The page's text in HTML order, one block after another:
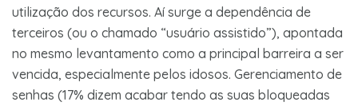
utilização dos recursos. Aí surge a dependência de
terceiros (ou o chamado “usuário assistido”), apontada
no mesmo levantamento como a principal barreira a ser
vencida, especialmente pelos idosos. Gerenciamento de
senhas (17% dizem acabar tendo as suas bloqueadas